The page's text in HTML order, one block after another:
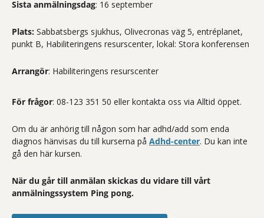
Sista anmälningsdag: 16 september
Plats: Sabbatsbergs sjukhus, Olivecronas väg 5, entréplanet,
punkt B, Habiliteringens resurscenter, lokal: Stora konferensen
Arrangör: Habiliteringens resurscenter
För frågor: 08-123 351 50 eller kontakta oss via Alltid öppet.
Om du är anhörig till någon som har adhd/add som enda
diagnos hänvisas du till kurserna på Adhd-center. Du kan inte
gå den här kursen.
När du går till anmälan skickas du vidare till vårt
anmälningssystem Ping pong.